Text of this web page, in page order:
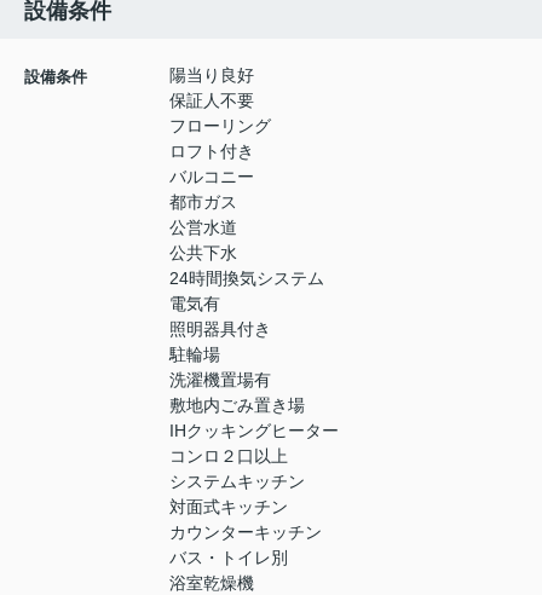
設備条件
設備条件
陽当り良好
保証人不要
フローリング
ロフト付き
バルコニー
都市ガス
公営水道
公共下水
24時間換気システム
電気有
照明器具付き
駐輪場
洗濯機置場有
敷地内ごみ置き場
IHクッキングヒーター
コンロ２口以上
システムキッチン
対面式キッチン
カウンターキッチン
バス・トイレ別
浴室乾燥機